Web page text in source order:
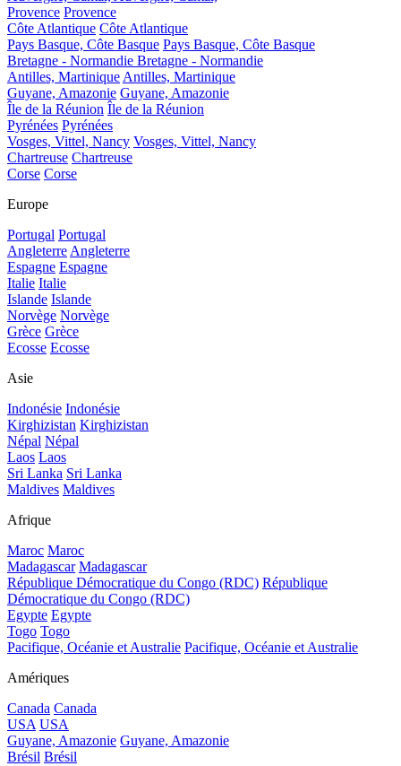
Provence Provence
Côte Atlantique Côte Atlantique
Pays Basque, Côte Basque Pays Basque, Côte Basque
Bretagne - Normandie Bretagne - Normandie
Antilles, Martinique Antilles, Martinique
Guyane, Amazonie Guyane, Amazonie
Île de la Réunion Île de la Réunion
Pyrénées Pyrénées
Vosges, Vittel, Nancy Vosges, Vittel, Nancy
Chartreuse Chartreuse
Corse Corse
Europe
Portugal Portugal
Angleterre Angleterre
Espagne Espagne
Italie Italie
Islande Islande
Norvège Norvège
Grèce Grèce
Ecosse Ecosse
Asie
Indonésie Indonésie
Kirghizistan Kirghizistan
Népal Népal
Laos Laos
Sri Lanka Sri Lanka
Maldives Maldives
Afrique
Maroc Maroc
Madagascar Madagascar
République Démocratique du Congo (RDC) République
Démocratique du Congo (RDC)
Egypte Egypte
Togo Togo
Pacifique, Océanie et Australie Pacifique, Océanie et Australie
Amériques
Canada Canada
USA USA
Guyane, Amazonie Guyane, Amazonie
Brésil Brésil